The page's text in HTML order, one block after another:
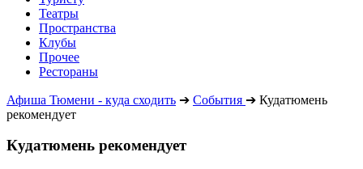
Театры
Пространства
Клубы
Прочее
Рестораны
Афиша Тюмени - куда сходить ➔ События ➔ Кудатюмень
рекомендует
Кудатюмень рекомендует